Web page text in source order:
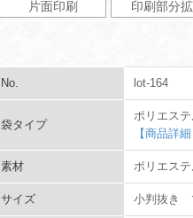
片面印刷 印刷部分
No. lot-164
袋タイプ
ポリエス
【商品詳
素材 ポリエス
サイズ 小判抜き